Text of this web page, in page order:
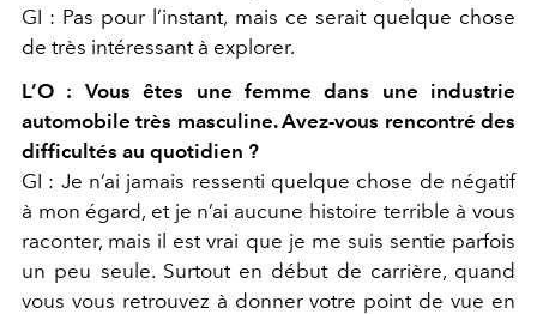
GI : Pas pour l’instant, mais ce serait quelque chose
de très intéressant à explorer.
L’O : Vous êtes une femme dans une industrie
automobile très masculine. Avez-vous rencontré des
difficultés au quotidien ?
GI : Je n’ai jamais ressenti quelque chose de négatif
à mon égard, et je n’ai aucune histoire terrible à vous
raconter, mais il est vrai que je me suis sentie parfois
un peu seule. Surtout en début de carrière, quand
vous vous retrouvez à donner votre point de vue en